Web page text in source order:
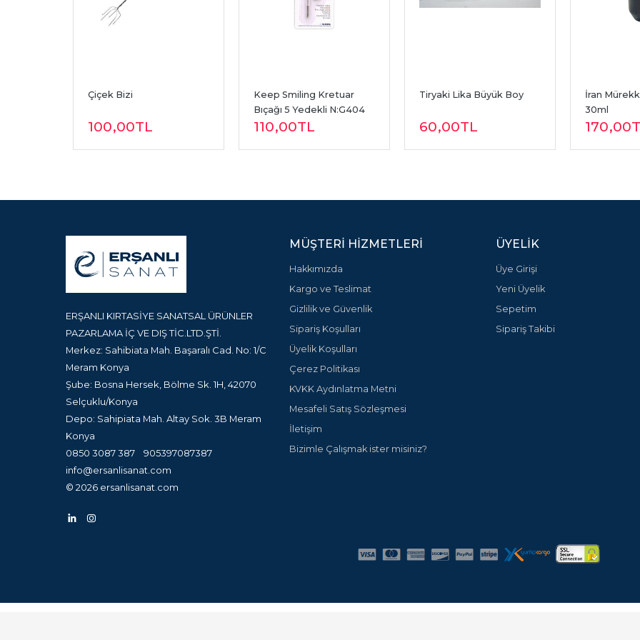
Çiçek Bizi
100,00TL
Keep Smiling Kretuar
Bıçağı 5 Yedekli N:G404
110,00TL
Tiryaki Lika Büyük Boy
60,00TL
İran
30ml
170,00
ERŞANLI KIRTASİYE SANATSAL ÜRÜNLER
PAZARLAMA İÇ VE DIŞ TİC.LTD.ŞTİ.
Merkez: Sahibiata Mah. Başaralı Cad. No: 1/C
Meram Konya
Şube: Bosna Hersek, Bölme Sk. 1H, 42070
Selçuklu/Konya
Depo: Sahipiata Mah. Altay Sok. 3B Meram
Konya
0850 3087 387
905397087387
info@ersanlisanat.com
© 2026 ersanlisanat.com
MÜŞTERI HIZMETLERI
Hakkımızda
Kargo ve Teslimat
Gizlilik ve Güvenlik
Sipariş Koşulları
Üyelik Koşulları
Çerez Politikası
KVKK Aydınlatma Metni
Mesafeli Satış Sözleşmesi
İletişim
Bizimle Çalışmak ister misiniz?
ÜYELIK
Üye Girişi
Yeni Üyelik
Sepetim
Sipariş Takibi